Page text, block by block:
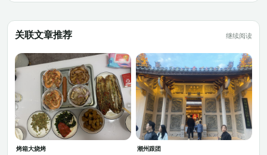
关联文章推荐 继续阅读
烤箱大烧烤 潮州跟团